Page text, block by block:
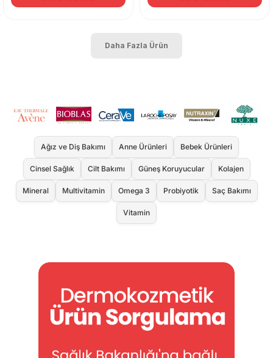
Daha Fazla Ürün
Ağız ve Diş Bakımı Anne Ürünleri Bebek Ürünleri
Cinsel Sağlık Cilt Bakımı Güneş Koruyucular Kolajen
Mineral Multivitamin Omega 3 Probiyotik Saç Bakımı
Vitamin